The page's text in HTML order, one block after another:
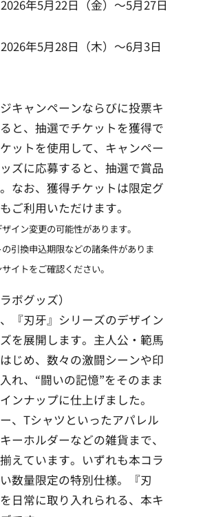
2026年5月22日（金）～5月27日
2026年5月28日（木）～6月3日
キャンペーンならびに投票キ
と、抽選でチケットを獲得で
ットを使用して、キャンペー
ズに応募すると、抽選で賞品
なお、獲得チケットは限定グ
ご利用いただけます。
イン変更の可能性があります。
引換申込期限などの諸条件がありま
イトをご確認ください。
ボグッズ）
『刃牙』シリーズのデザイン
を展開します。主人公・範馬
じめ、数々の激闘シーンや印
れ、“闘いの記憶”をそのまま
ンナップに仕上げました。
、Tシャツといったアパレル
ーホルダーなどの雑貨まで、
えています。いずれも本コラ
数量限定の特別仕様。『刃
日常に取り入れられる、本キ